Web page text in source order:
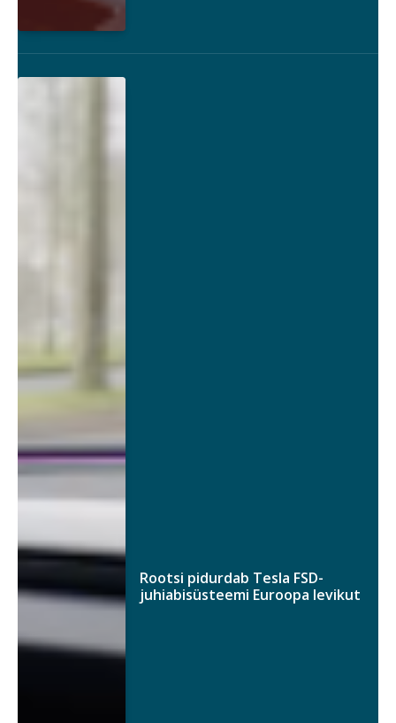
Rootsi pidurdab Tesla FSD-
juhiabisüsteemi Euroopa levikut